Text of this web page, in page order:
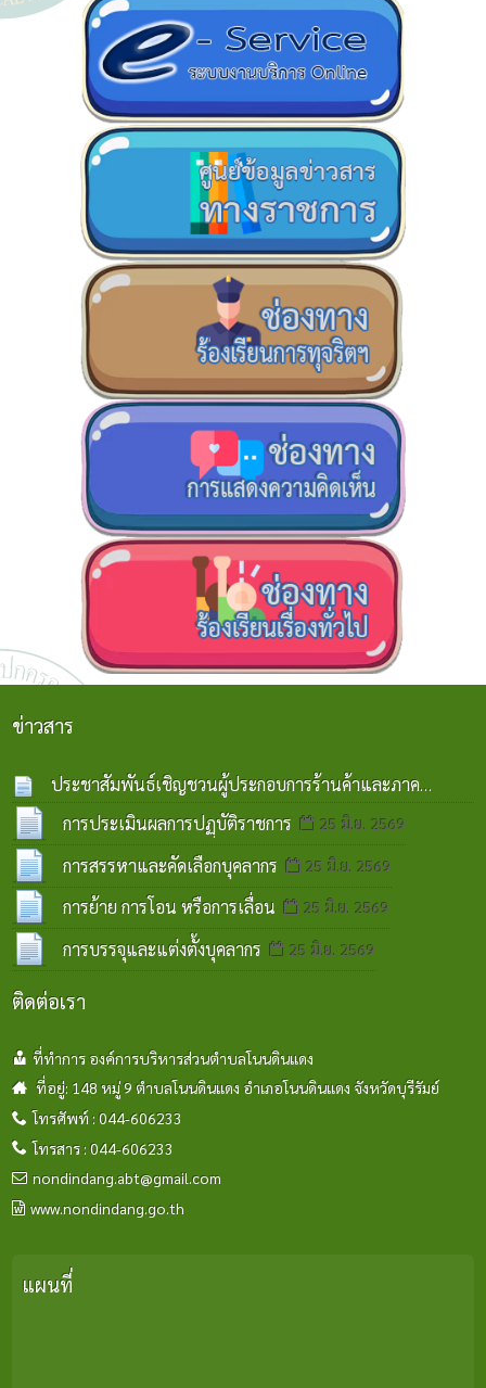
ข่าวสาร
ประชาสัมพันธ์เชิญชวนผู้ประกอบการร้านค้าและภาค
ประชาชน งดการใช้โฟมและลดการใช้พลาสติก
การประเมินผลการปฏฺบัติราชการ 25 มิ.ย. 2569
การสรรหาและคัดเลือกบุคลากร 25 มิ.ย. 2569
การย้าย การโอน หรือการเลื่อน 25 มิ.ย. 2569
การบรรจุและแต่งตั้งบุคลากร 25 มิ.ย. 2569
ติดต่อเรา
ที่ทำการ องค์การบริหารส่วนตำบลโนนดินแดง
ที่อยู่: 148 หมู่ 9 ตำบลโนนดินแดง อำเภอโนนดินแดง จังหวัดบุรีรัมย์
โทรศัพท์ : 044-606233
โทรสาร : 044-606233
nondindang.abt@gmail.com
www.nondindang.go.th
แผนที่